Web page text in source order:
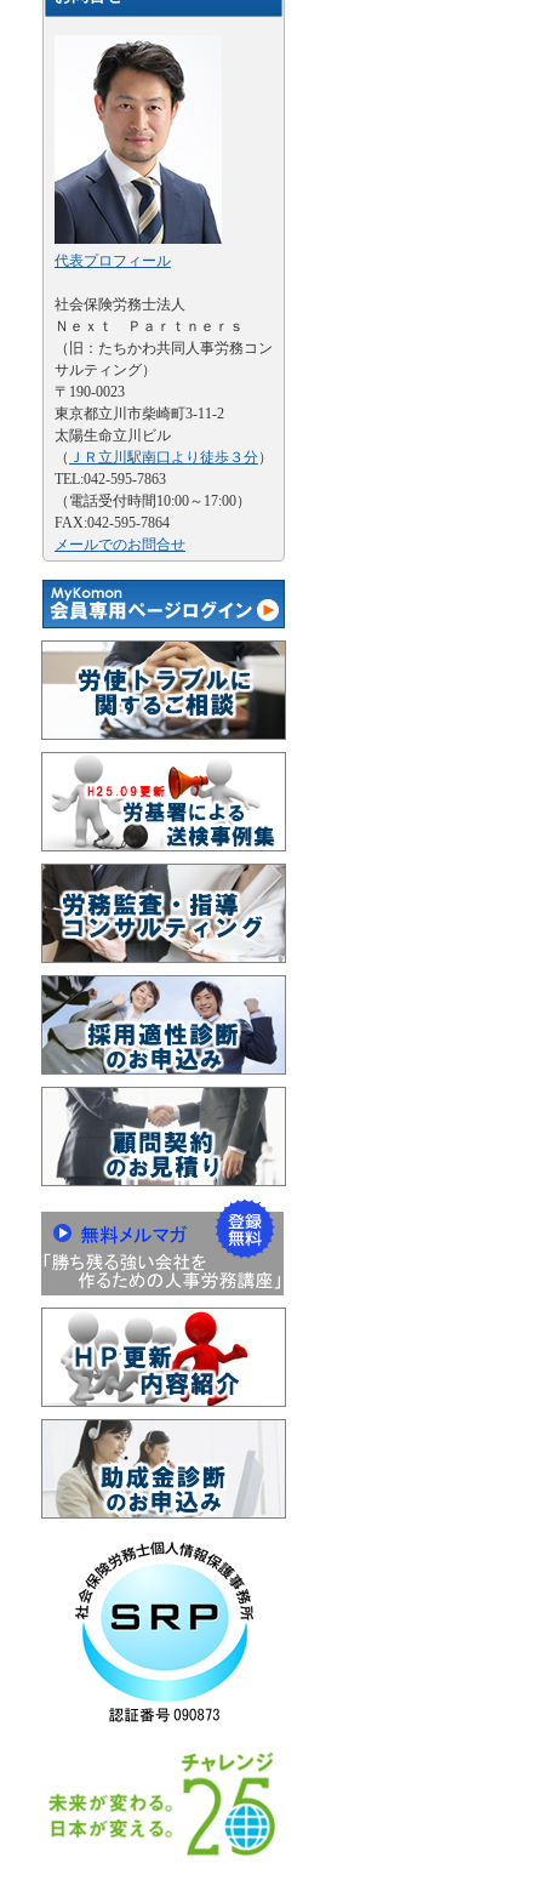
代表プロフィール
社会保険労務士法人
Ｎｅｘｔ Ｐａｒｔｎｅｒｓ
（旧：たちかわ共同人事労務コン
サルティング）
〒190-0023
東京都立川市柴崎町3-11-2
太陽生命立川ビル
（ ＪＲ立川駅南口より徒歩３分）
TEL:042-595-7863
（電話受付時間10:00～17:00）
FAX:042-595-7864
メールでのお問合せ